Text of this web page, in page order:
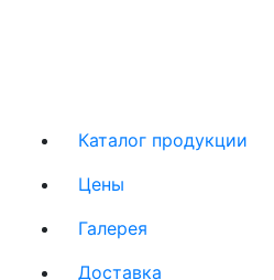
Каталог продукции
Цены
Галерея
Доставка